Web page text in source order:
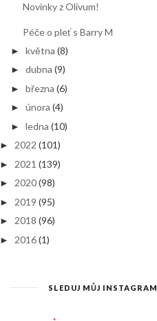
Novinky z Olivum!
Péče o pleť s Barry M
►května (8)
►dubna (9)
►března (6)
►února (4)
►ledna (10)
► 2022 (101)
► 2021 (139)
► 2020 (98)
► 2019 (95)
► 2018 (96)
► 2016 (1)
SLEDUJ MŮJ INSTAGRAM